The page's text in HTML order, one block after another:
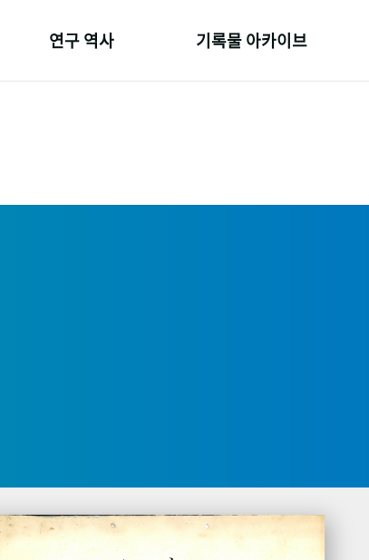
연구 역사 기록물 아카이브